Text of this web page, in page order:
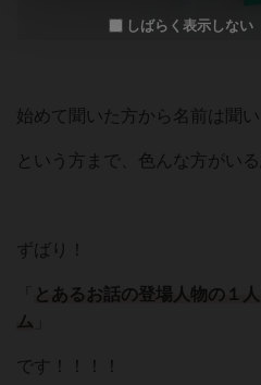
始めて聞いた方から名前は聞
という方まで、色んな方がいる
ずばり！
とあるお話の登場人物の１
ム
です！！！！
しばらく表示しない